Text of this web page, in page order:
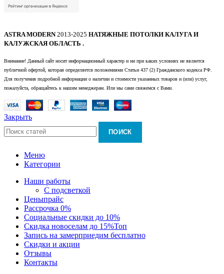
ASTRA MODERN2013-2025 НАТЯЖНЫЕ ПОТОЛКИ КАЛУГА И
КАЛУЖСКАЯ ОБЛАСТЬ .
Внимание! Данный сайт носит информационный характер и ни при каких условиях не является
публичной офертой, которая определяется положениями Статьи 437 (2) Гражданского кодекса РФ.
Для получения подробной информации о наличии и стоимости указанных товаров и (или) услуг,
пожалуйста, обращайтесь к нашим менеджерам. Или мы сами свяжемся с Вами.
Закрыть
ПОИСК
Меню
Категории
Наши работы
С подсветкой
Ценыпрайс
Рассрочка 0%
Социальные скидки до 10%
Скидка новоселам до 15%Топ
Запись на замерприедим бесплатно
Скидки и акции
Отзывы
Контакты